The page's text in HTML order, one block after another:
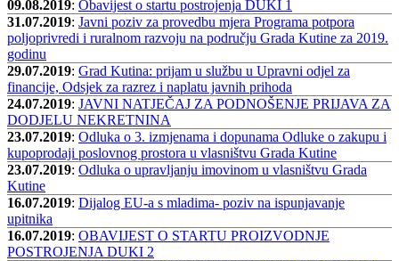
09.08.2019: Obavijest o startu postrojenja DUKI 1
31.07.2019: Javni poziv za provedbu mjera Programa potpora
poljoprivredi i ruralnom razvoju na području Grada Kutine za 2019.
godinu
29.07.2019: Grad Kutina: prijam u službu u Upravni odjel za
financije, Odsjek za razrez i naplatu javnih prihoda
24.07.2019: JAVNI NATJEČAJ ZA PODNOŠENJE PRIJAVA ZA
DODJELU NEKRETNINA
23.07.2019: Odluka o 3. izmjenama i dopunama Odluke o zakupu i
kupoprodaji poslovnog prostora u vlasništvu Grada Kutine
23.07.2019: Odluka o upravljanju imovinom u vlasništvu Grada
Kutine
16.07.2019: Dijalog EU-a s mladima- poziv na ispunjavanje
upitnika
16.07.2019: OBAVIJEST O STARTU PROIZVODNJE
POSTROJENJA DUKI 2